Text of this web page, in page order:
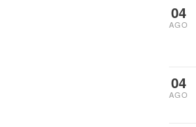
04
AGO
04
AGO